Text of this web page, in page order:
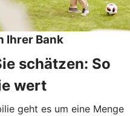
Ihrer Bank
schätzen: So
wert
geht es um eine Menge